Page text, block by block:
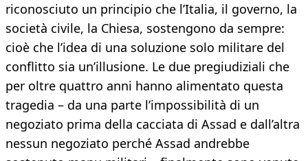
riconosciuto un principio che l’Italia, il governo, la
società civile, la Chiesa, sostengono da sempre:
cioè che l’idea di una soluzione solo militare del
conflitto sia un’illusione. Le due pregiudiziali che
per oltre quattro anni hanno alimentato questa
tragedia – da una parte l’impossibilità di un
negoziato prima della cacciata di Assad e dall’altra
nessun negoziato perché Assad andrebbe